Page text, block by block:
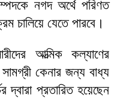
নগদ অর্থে পরিণত
চালিয়ে যেতে পারবে।
আত্মিক কল্যাণের
কেনার জন্য বাধ্য
প্রতারিত হয়েছেন